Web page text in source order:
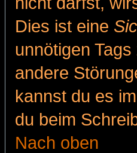
Dies ist eine
unnötigen
andere
kannst du es
du beim
Nach oben